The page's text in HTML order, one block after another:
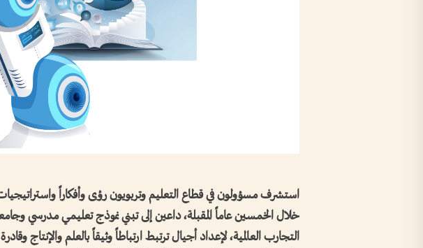
استشرف مسؤولون في قطاع التعليم وتربويون رؤى وأفكاراً
خلال الخمسين عاماً المقبلة، داعين إلى تبني نموذج تعليمي مدرسي
التجارب العالمية، لإعداد أجيال ترتبط ارتباطاً وثيقاً بالعلم والإنتاج